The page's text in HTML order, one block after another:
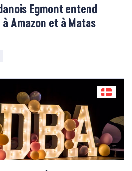
Egmont entend
Amazon et à Matas